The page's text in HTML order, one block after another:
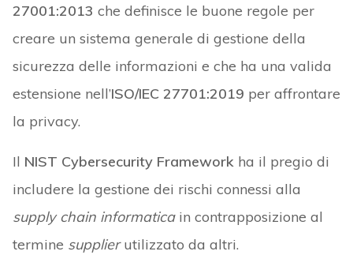
27001:2013 che definisce le buone regole per
creare un sistema generale di gestione della
sicurezza delle informazioni e che ha una valida
estensione nell’ISO/IEC 27701:2019 per affrontare
la privacy.
Il NIST Cybersecurity Frameworkha il pregio di
includere la gestione dei rischi connessi alla
supply chain informaticain contrapposizione al
termine supplierutilizzato da altri.